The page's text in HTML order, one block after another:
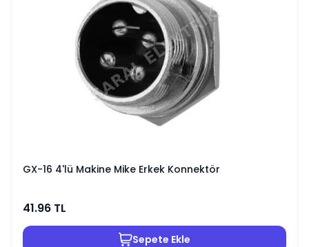
GX-16 4'lü Makine Mike Erkek Konnektör
41.96 TL
Sepete Ekle